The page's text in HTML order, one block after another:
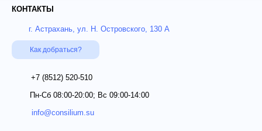
КОНТАКТЫ
г. Астрахань, ул. Н. Островского, 130 А
Как добраться?
+7 (8512) 520-510
Пн-Сб 08:00-20:00; Вс 09:00-14:00
info@consilium.su